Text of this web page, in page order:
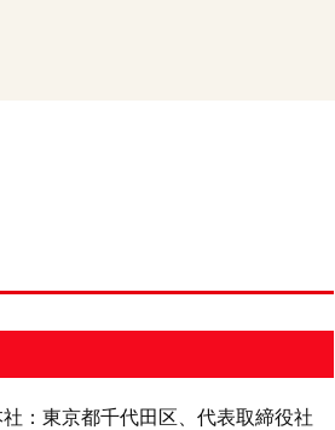
：東京都千代田区、代表取締役社